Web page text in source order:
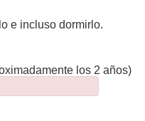
e incluso dormirlo.
los 2 años)